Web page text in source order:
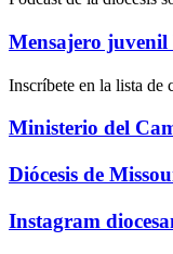
Mensajero juvenil
Inscríbete en la lista de
Ministerio del
Diócesis de
Instagram